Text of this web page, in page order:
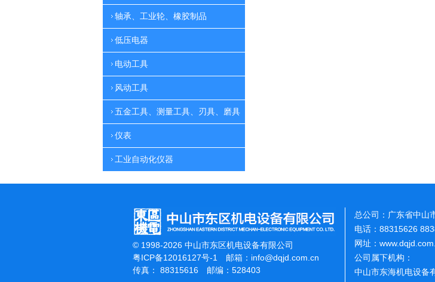
轴承、工业轮、橡胶制品
低压电器
电动工具
风动工具
五金工具、测量工具、刃具、磨具
仪表
工业自动化仪器
© 1998-2026 中山市东区机电设备有限公司
粤ICP备12016127号-1
邮箱： info@dqjd.com.cn
传真： 88315616 邮编：528403
总公司：广东省中
电话：88315626
网址：
公司属下机构：
中山市东海机电设备